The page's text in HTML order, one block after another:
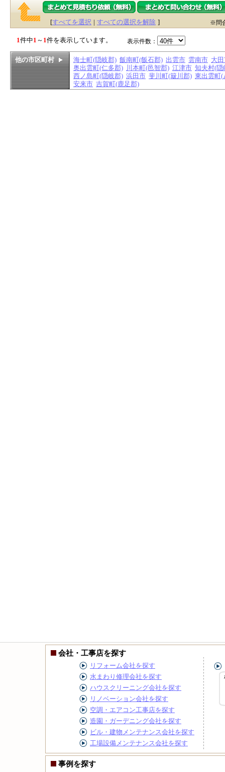
[すべてを選択 | すべての選択を解除 ] ※問
1件中1 ～ 1件を表示しています。 表示件数：
他の市区町村 海士町(隠岐郡) 飯南町(飯石郡) 出雲市 雲南市 大
奥出雲町(仁多郡) 川本町(邑智郡) 江津市 知夫村(隠
西ノ島町(隠岐郡) 浜田市 斐川町(簸川郡) 東出雲町(
安来市 吉賀町(鹿足郡)
会社・工事店を探す
リフォーム会社を探す
水まわり修理会社を探す
ハウスクリーニング会社を探す
リノベーション会社を探す
空調・エアコン工事店を探す
造園・ガーデニング会社を探す
ビル・建物メンテナンス会社を探す
工場設備メンテナンス会社を探す
事例を探す